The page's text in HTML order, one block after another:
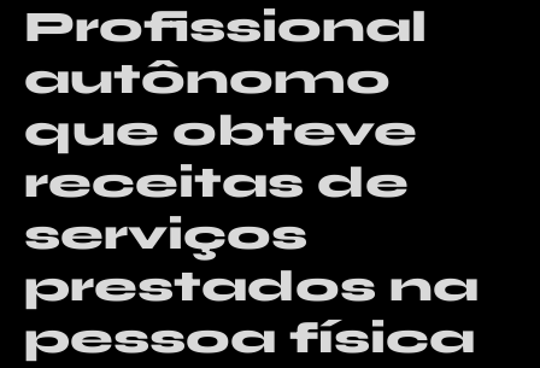
Profissional
autônomo
que obteve
receitas de
serviços
prestados na
pessoa física